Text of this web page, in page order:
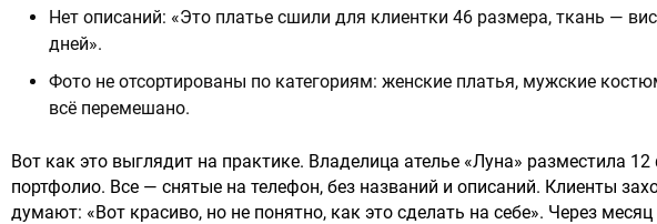
Нет описаний: «Это платье сшили для клиентки 46 размера, ткань —
дней».
Фото не отсортированы по категориям: женские платья, мужские
всё перемешано.
Вот как это выглядит на практике. Владелица ателье «Луна» разместила
портфолио. Все — снятые на телефон, без названий и описаний. Клиенты
думают: «Вот красиво, но не понятно, как это сделать на себе». Через